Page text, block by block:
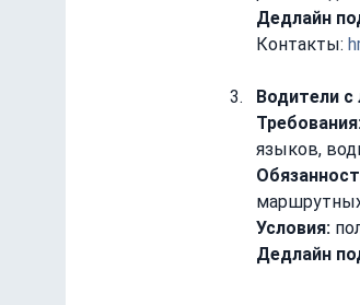
Дедлайн
Контакты:
Водители
Требования:
языков,
Условия:
Дедлайн